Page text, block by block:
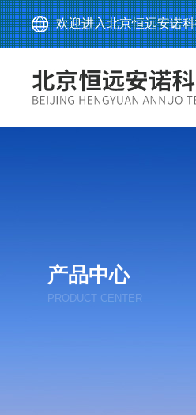
欢迎进入北京恒远安诺
产品中心
PRODUCT CENTER